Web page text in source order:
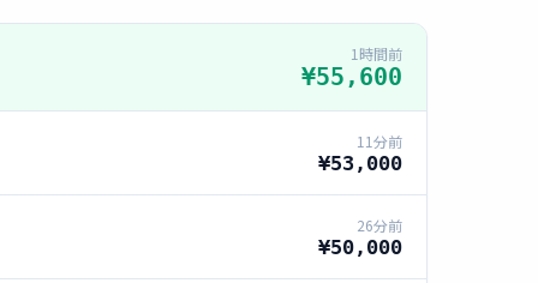
1時間前
¥55,600
11分前
¥53,000
26分前
¥50,000